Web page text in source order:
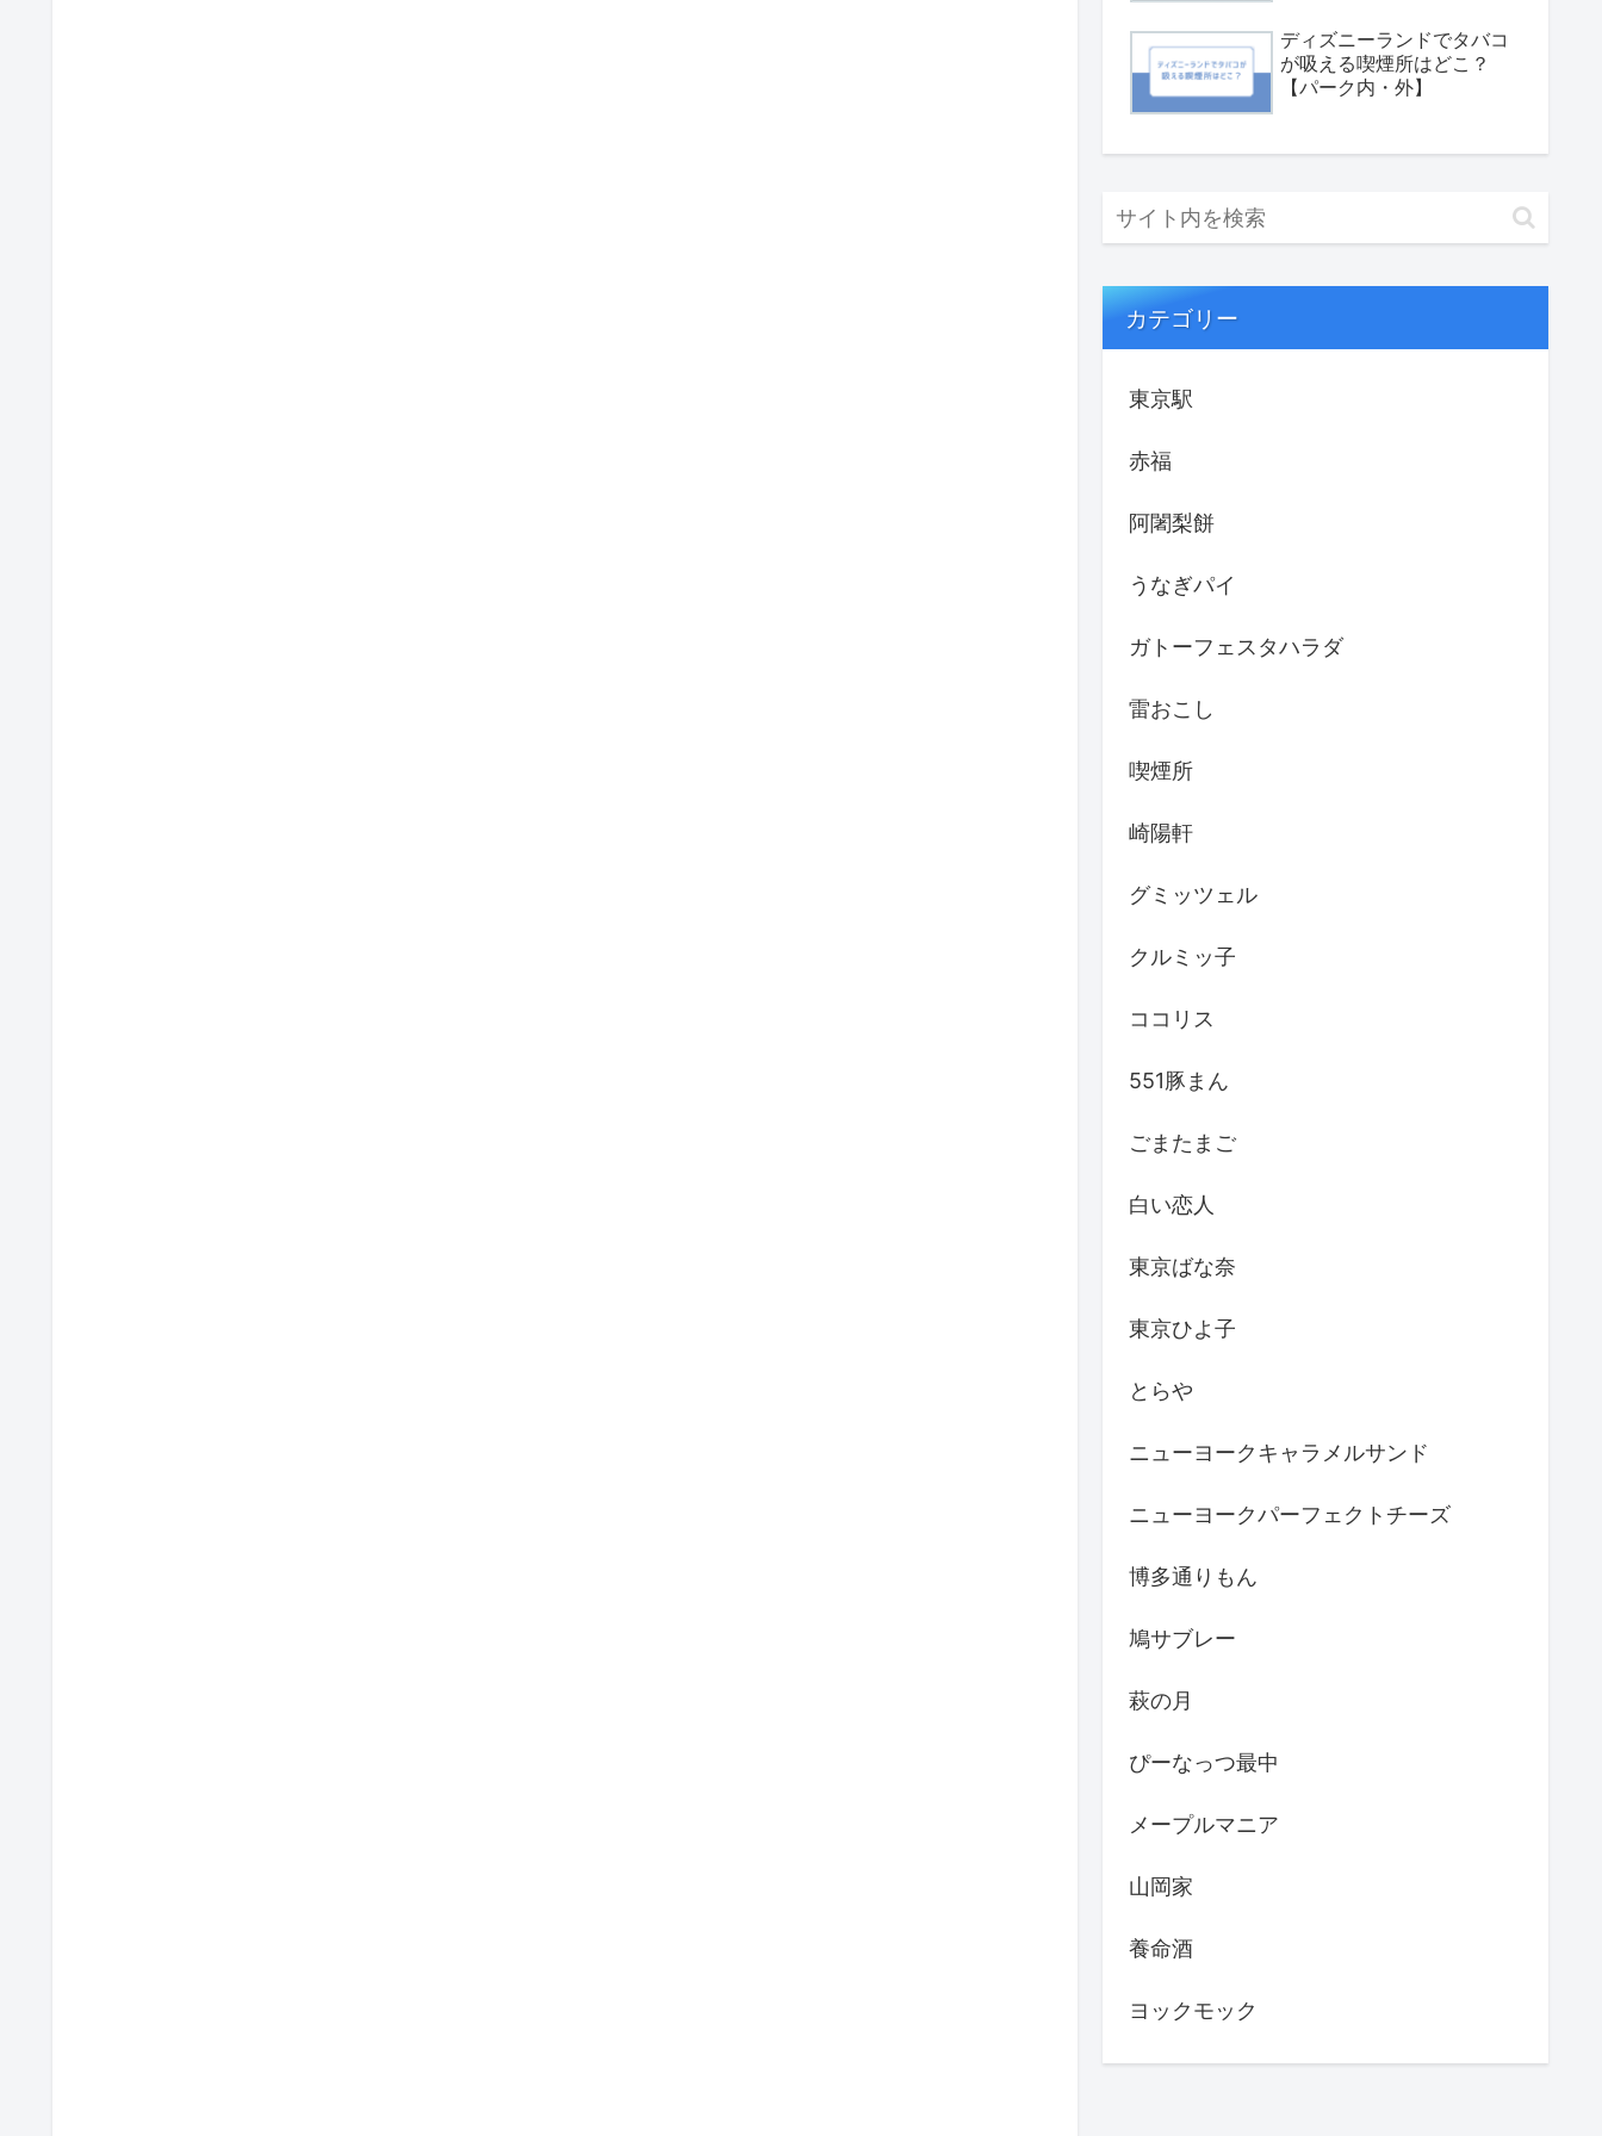
ディズニーランドでタバコ
が吸える喫煙所はどこ？
【パーク内・外】
カテゴリー
東京駅
赤福
阿闍梨餅
うなぎパイ
ガトーフェスタハラダ
雷おこし
喫煙所
崎陽軒
グミッツェル
クルミッ子
ココリス
551豚まん
ごまたまご
白い恋人
東京ばな奈
東京ひよ子
とらや
ニューヨークキャラメルサンド
ニューヨークパーフェクトチーズ
博多通りもん
鳩サブレー
萩の月
ぴーなっつ最中
メープルマニア
山岡家
養命酒
ヨックモック